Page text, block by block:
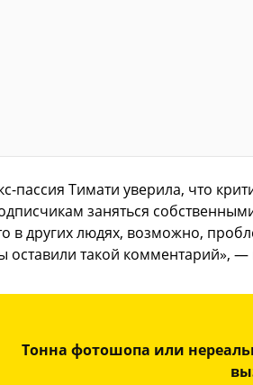
пассия Тимати уверила, что
заняться
в других людях, возможно,
оставили такой комментарий», —
Тонна фотошопа или